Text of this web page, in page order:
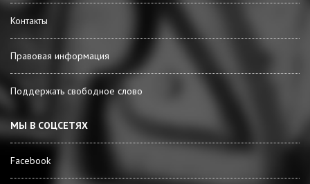
Контакты
Правовая информация
Поддержать свободное слово
МЫ В СОЦСЕТЯХ
Facebook